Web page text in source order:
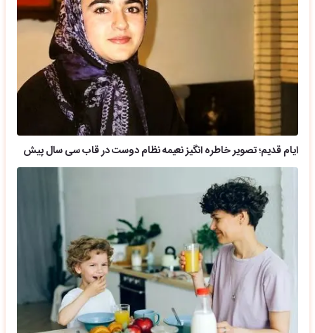
ایام قدیم؛ تصویر خاطره انگیز نعیمه نظام دوست در قاب سی سال پیش